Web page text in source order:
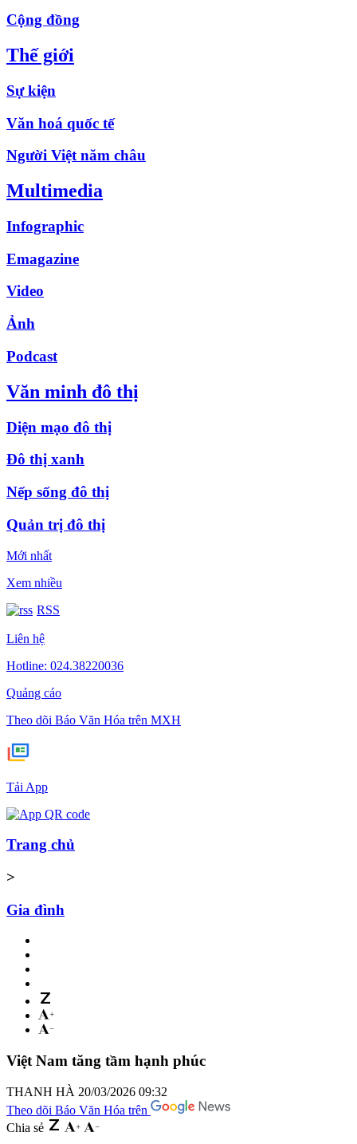
Cộng đồng
Thế giới
Sự kiện
Văn hoá quốc tế
Người Việt năm châu
Multimedia
Infographic
Emagazine
Video
Ảnh
Podcast
Văn minh đô thị
Diện mạo đô thị
Đô thị xanh
Nếp sống đô thị
Quản trị đô thị
Mới nhất
Xem nhiều
RSS
Liên hệ
Hotline: 024.38220036
Quảng cáo
Theo dõi Báo Văn Hóa trên MXH
Tải App
Trang chủ
>
Gia đình
Việt Nam tăng tầm hạnh phúc
THANH HÀ 20/03/2026 09:32
Theo dõi Báo Văn Hóa trên
Chia sẻ